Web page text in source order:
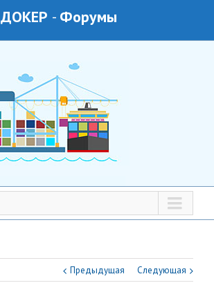
ДОКЕР - Форумы
Предыдущая Следующая